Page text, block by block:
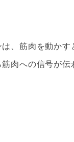
、筋肉を動か
肉への信号が